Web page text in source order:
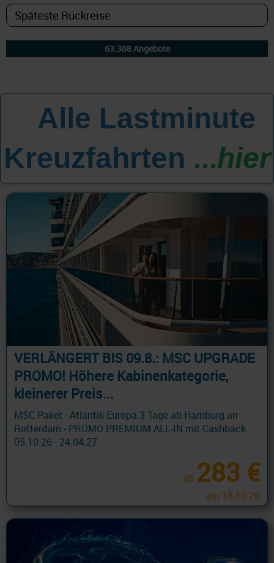
Alle Lastminute
Kreuzfahrten ...hier
VERLÄNGERT BIS 09.8.: MSC UPGRADE
PROMO! Höhere Kabinenkategorie,
kleinerer Preis...
MSC Paket - Atlantik Europa 3 Tage ab Hamburg an
Rotterdam - PROMO PREMIUM ALL-IN mit Cashback
05.10.26 - 24.04.27
ab 283 €
am 18.10.26